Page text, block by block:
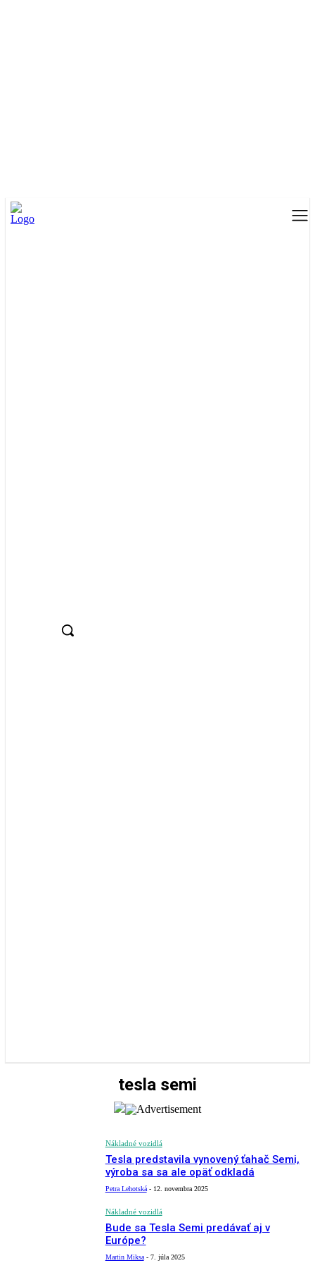
tesla semi
Nákladné vozidlá
Tesla predstavila vynovený ťahač Semi,
výroba sa sa ale opäť odkladá
Petra Lehotská - 12. novembra 2025
Nákladné vozidlá
Bude sa Tesla Semi predávať aj v
Európe?
Martin Miksa - 7. júla 2025